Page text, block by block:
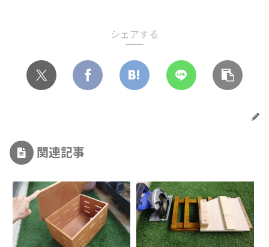
シェアする
関連記事